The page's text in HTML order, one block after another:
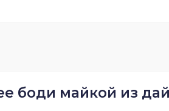
боди майкой из